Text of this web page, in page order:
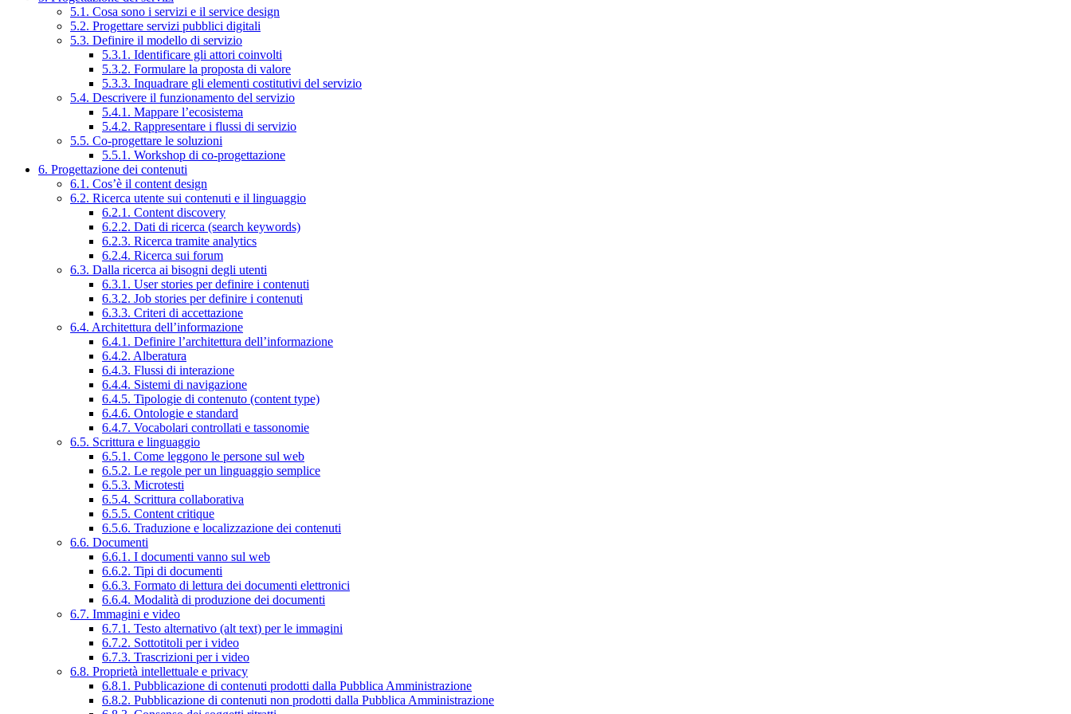
5.1. Cosa sono i servizi e il service design
5.2. Progettare servizi pubblici digitali
5.3. Definire il modello di servizio
5.3.1. Identificare gli attori coinvolti
5.3.2. Formulare la proposta di valore
5.3.3. Inquadrare gli elementi costitutivi del servizio
5.4. Descrivere il funzionamento del servizio
5.4.1. Mappare l’ecosistema
5.4.2. Rappresentare i flussi di servizio
5.5. Co-progettare le soluzioni
5.5.1. Workshop di co-progettazione
6. Progettazione dei contenuti
6.1. Cos’è il content design
6.2. Ricerca utente sui contenuti e il linguaggio
6.2.1. Content discovery
6.2.2. Dati di ricerca (search keywords)
6.2.3. Ricerca tramite analytics
6.2.4. Ricerca sui forum
6.3. Dalla ricerca ai bisogni degli utenti
6.3.1. User stories per definire i contenuti
6.3.2. Job stories per definire i contenuti
6.3.3. Criteri di accettazione
6.4. Architettura dell’informazione
6.4.1. Definire l’architettura dell’informazione
6.4.2. Alberatura
6.4.3. Flussi di interazione
6.4.4. Sistemi di navigazione
6.4.5. Tipologie di contenuto (content type)
6.4.6. Ontologie e standard
6.4.7. Vocabolari controllati e tassonomie
6.5. Scrittura e linguaggio
6.5.1. Come leggono le persone sul web
6.5.2. Le regole per un linguaggio semplice
6.5.3. Microtesti
6.5.4. Scrittura collaborativa
6.5.5. Content critique
6.5.6. Traduzione e localizzazione dei contenuti
6.6. Documenti
6.6.1. I documenti vanno sul web
6.6.2. Tipi di documenti
6.6.3. Formato di lettura dei documenti elettronici
6.6.4. Modalità di produzione dei documenti
6.7. Immagini e video
6.7.1. Testo alternativo (alt text) per le immagini
6.7.2. Sottotitoli per i video
6.7.3. Trascrizioni per i video
6.8. Proprietà intellettuale e privacy
6.8.1. Pubblicazione di contenuti prodotti dalla Pubblica Amministrazione
6.8.2. Pubblicazione di contenuti non prodotti dalla Pubblica Amministrazione